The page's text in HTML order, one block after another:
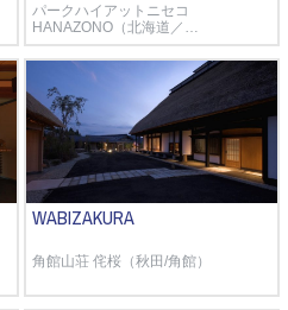
パークハイアットニセコ
HANAZONO（北海道／…
WABIZAKURA
角館山荘 侘桜（秋田/角館）